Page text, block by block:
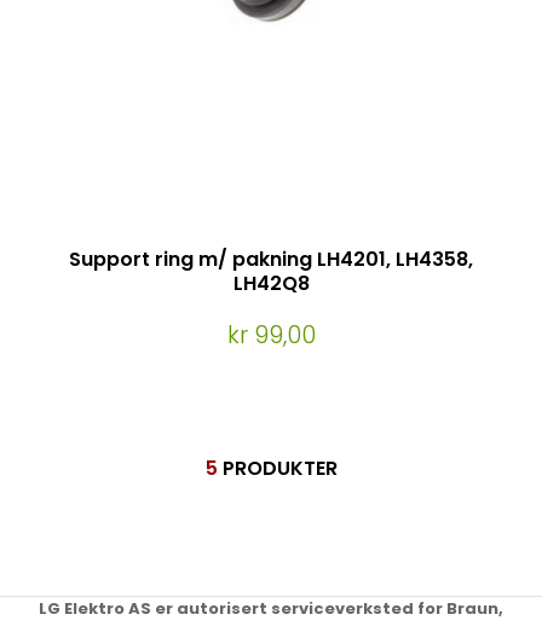
Support ring m/ pakning LH4201, LH4358,
LH42Q8
kr 99,00
5 PRODUKTER
LG Elektro AS er autorisert serviceverksted for Braun,